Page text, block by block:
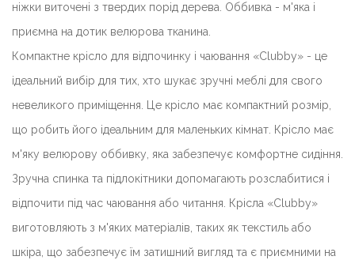
ніжки виточені з твердих порід дерева. Оббивка - м'яка і
приємна на дотик велюрова тканина.
Компактне крісло для відпочинку і чаювання «Clubby» - це
ідеальний вибір для тих, хто шукає зручні меблі для свого
невеликого приміщення. Це крісло має компактний розмір,
що робить його ідеальним для маленьких кімнат. Крісло має
м'яку велюрову оббивку, яка забезпечує комфортне сидіння.
Зручна спинка та підлокітники допомагають розслабитися і
відпочити під час чаювання або читання. Крісла «Clubby»
виготовляють з м'яких матеріалів, таких як текстиль або
шкіра, що забезпечує їм затишний вигляд та є приємними на